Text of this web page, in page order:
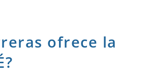
ofrece la